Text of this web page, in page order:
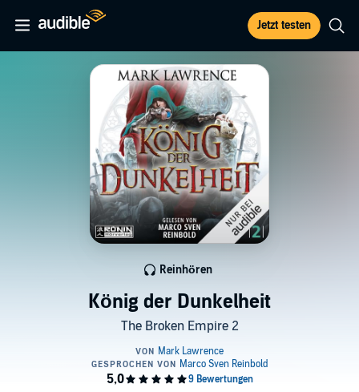
Jetzt testen
König der Dunkelheit
The Broken Empire 2
Reinhören